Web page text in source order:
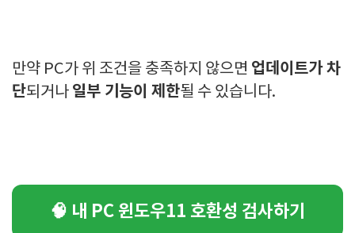
만약 PC가 위 조건을 충족하지 않으면 업데이트가 차
단되거나 일부 기능이 제한될 수 있습니다.
🧠 내 PC 윈도우11 호환성 검사하기